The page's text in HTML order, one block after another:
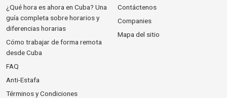
¿Qué hora es ahora en Cuba? Una
guía completa sobre horarios y
diferencias horarias
Cómo trabajar de forma remota
desde Cuba
FAQ
Anti-Estafa
Términos y Condiciones
Contáctenos
Companies
Mapa del sitio